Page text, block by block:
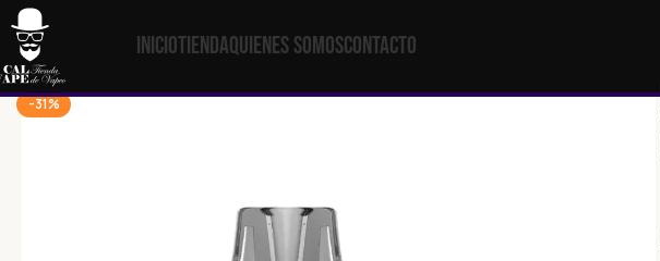
InicioTiendaQuienes SomosContacto
-31%